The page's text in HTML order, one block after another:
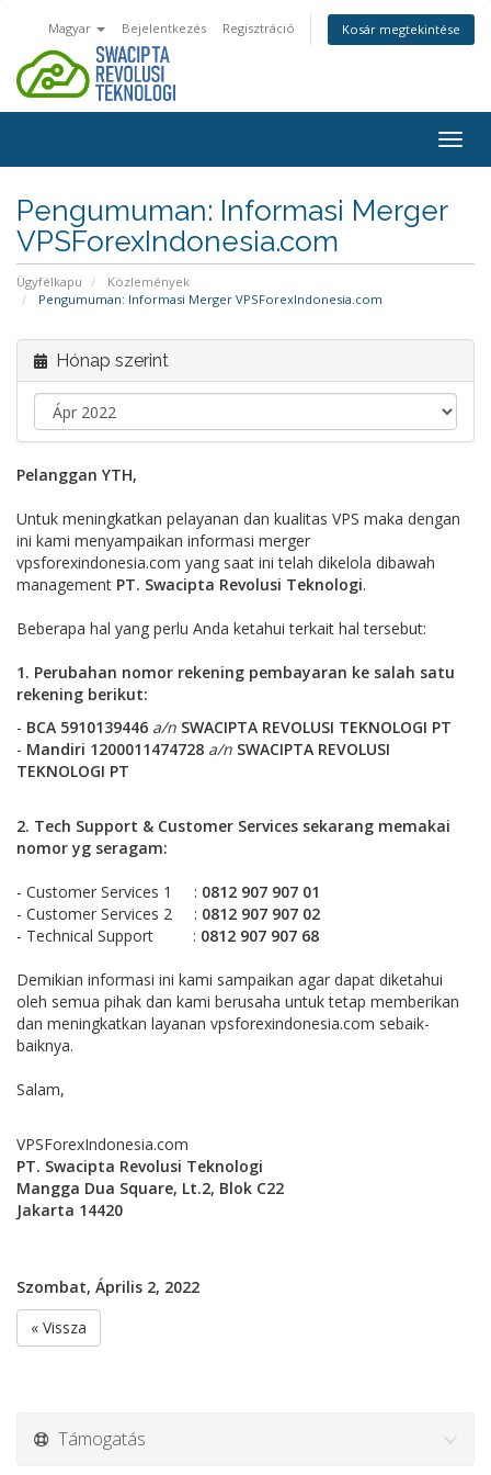
Magyar Bejelentkezés Regisztráció Kosár megtekintése
a
Pengumuman: Informasi Merger
VPSForexIndonesia.com
Ügyfélkapu
Közlemények
Pengumuman: Informasi Merger VPSForexIndonesia.com
Hónap szerint
Pelanggan YTH,
Untuk meningkatkan pelayanan dan kualitas VPS maka dengan
ini kami menyampaikan informasi merger
vpsforexindonesia.com yang saat ini telah dikelola dibawah
management PT. Swacipta Revolusi Teknologi.
Beberapa hal yang perlu Anda ketahui terkait hal tersebut:
1. Perubahan nomor rekening pembayaran ke salah satu
rekening berikut:
- BCA 5910139446 a/n SWACIPTA REVOLUSI TEKNOLOGI PT
- Mandiri 1200011474728 a/n SWACIPTA REVOLUSI
TEKNOLOGI PT
2. Tech Support & Customer Services sekarang memakai
nomor yg seragam:
- Customer Services 1 : 0812 907 907 01
- Customer Services 2 : 0812 907 907 02
- Technical Support : 0812 907 907 68
Demikian informasi ini kami sampaikan agar dapat diketahui
oleh semua pihak dan kami berusaha untuk tetap memberikan
dan meningkatkan layanan vpsforexindonesia.com sebaik-
baiknya.
Salam,
VPSForexIndonesia.com
PT. Swacipta Revolusi Teknologi
Mangga Dua Square, Lt.2, Blok C22
Jakarta 14420
Szombat, Április 2, 2022
« Vissza
Támogatás